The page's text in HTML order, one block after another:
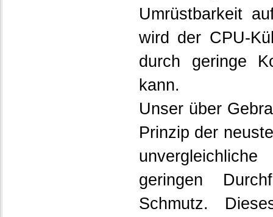
Umrüstbarkeit
wird der CPU-
durch geringe
kann.
Unser über
Prinzip der
geringen
Schmutz.